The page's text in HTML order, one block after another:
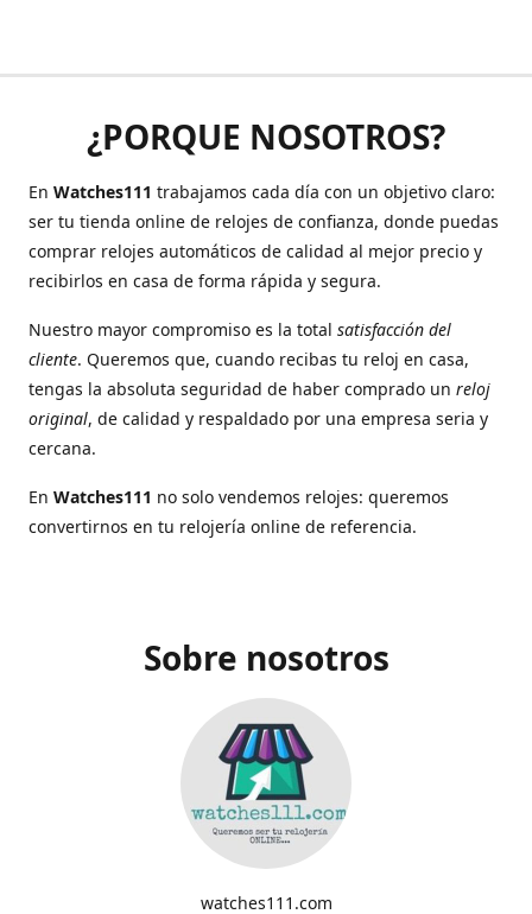
¿PORQUE NOSOTROS?
En Watches111 trabajamos cada día con un objetivo claro:
ser tu tienda online de relojes de confianza, donde puedas
comprar relojes automáticos de calidad al mejor precio y
recibirlos en casa de forma rápida y segura.
Nuestro mayor compromiso es la total satisfacción del
cliente. Queremos que, cuando recibas tu reloj en casa,
tengas la absoluta seguridad de haber comprado un reloj
original, de calidad y respaldado por una empresa seria y
cercana.
En Watches111 no solo vendemos relojes: queremos
convertirnos en tu relojería online de referencia.
Sobre nosotros
watches111.com